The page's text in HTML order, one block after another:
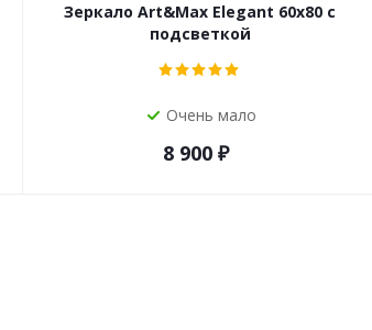
Зеркало Art&Max Elegant 60х80 с
подсветкой
Очень мало
8 900 ₽